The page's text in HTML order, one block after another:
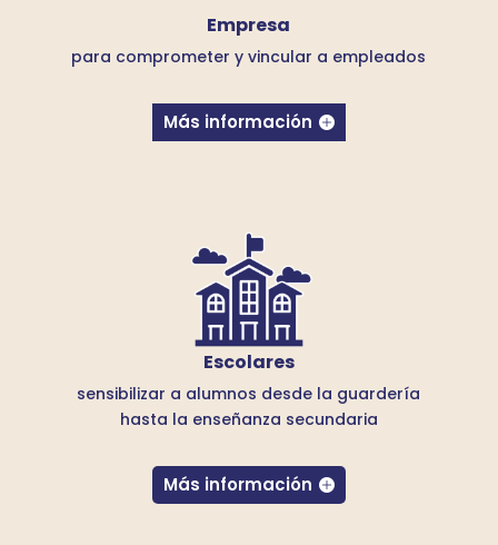
Empresa
para comprometer y vincular a empleados
Más información
Escolares
sensibilizar a alumnos desde la guardería
hasta la enseñanza secundaria
Más información